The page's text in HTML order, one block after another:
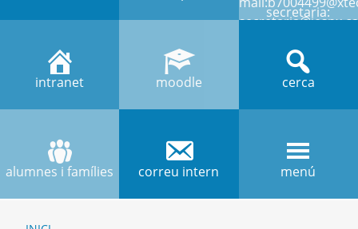
secretaria:
intranet moodle cerca
alumnes i famílies correu intern menú